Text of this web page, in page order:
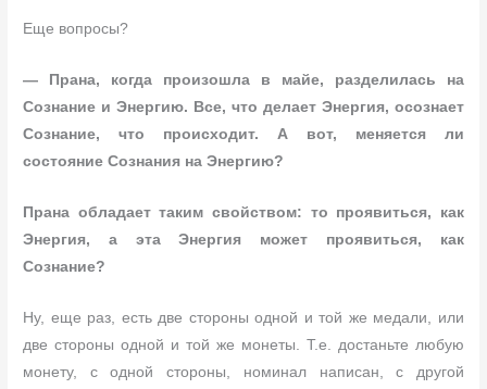
Еще вопросы?
— Прана, когда произошла в майе, разделилась на
Сознание и Энергию. Все, что делает Энергия, осознает
Сознание, что происходит. А вот, меняется ли
состояние Сознания на Энергию?
Прана обладает таким свойством: то проявиться, как
Энергия, а эта Энергия может проявиться, как
Сознание?
Ну, еще раз, есть две стороны одной и той же медали, или
две стороны одной и той же монеты. Т.е. достаньте любую
монету, с одной стороны, номинал написан, с другой